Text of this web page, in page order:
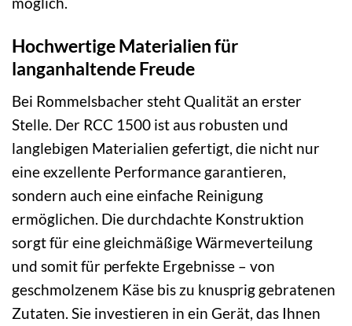
Hochwertige Materialien für
langanhaltende Freude
Bei Rommelsbacher steht Qualität an erster
Stelle. Der RCC 1500 ist aus robusten und
langlebigen Materialien gefertigt, die nicht nur
eine exzellente Performance garantieren,
sondern auch eine einfache Reinigung
ermöglichen. Die durchdachte Konstruktion
sorgt für eine gleichmäßige Wärmeverteilung
und somit für perfekte Ergebnisse – von
geschmolzenem Käse bis zu knusprig gebratenen
Zutaten. Sie investieren in ein Gerät, das Ihnen